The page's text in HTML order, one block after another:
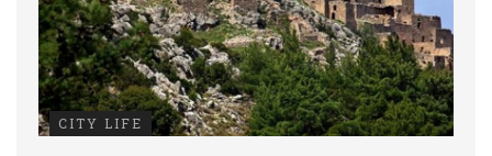
CITY LIFE